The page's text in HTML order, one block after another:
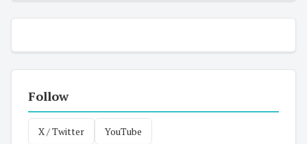
Follow
X / Twitter YouTube